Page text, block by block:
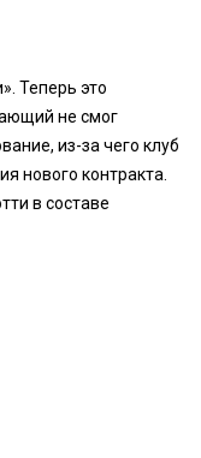
Теперь это
не смог
из-за чего клуб
нового контракта.
в составе